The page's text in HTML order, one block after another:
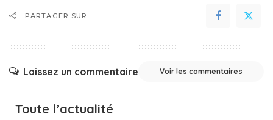
PARTAGER SUR
Laissez un commentaire Voir les commentaires
Toute l’actualité